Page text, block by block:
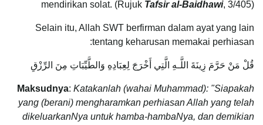
mendirikan solat. (Rujuk Tafsir al-Baidhawi, 3/405)
Selain itu, Allah SWT berfirman dalam ayat yang lain
tentang keharusan memakai perhiasan:
قُلْ مَنْ حَرَّمَ زِينَةَ اللَّـهِ الَّتِي أَخْرَجَ لِعِبَادِهِ وَالطَّيِّبَاتِ مِنَ الرِّزْقِ
Maksudnya: Katakanlah (wahai Muhammad): "Siapakah
yang (berani) mengharamkan perhiasan Allah yang telah
dikeluarkanNya untuk hamba-hambaNya, dan demikian